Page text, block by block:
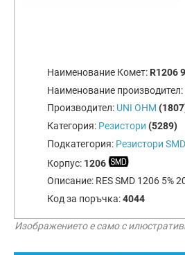
Наименование Комет: R1206
Наименование производител:
Производител: UNI OHM
Категория: Резистори (5289)
Подкатегория: Резистори
Корпус: 1206
Описание: RES SMD 1206 5%
Код за поръчка:4044
Изображението е само с